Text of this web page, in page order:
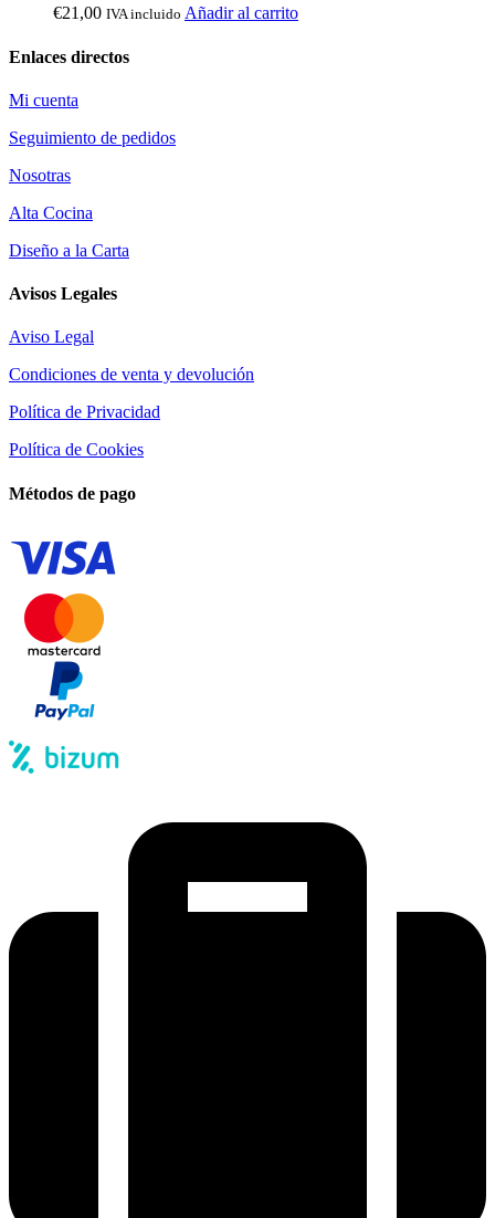
€21,00 IVA incluido Añadir al carrito
Enlaces directos
Mi cuenta
Seguimiento de pedidos
Nosotras
Alta Cocina
Diseño a la Carta
Avisos Legales
Aviso Legal
Condiciones de venta y devolución
Política de Privacidad
Política de Cookies
Métodos de pago